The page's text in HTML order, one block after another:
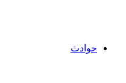
حوادث